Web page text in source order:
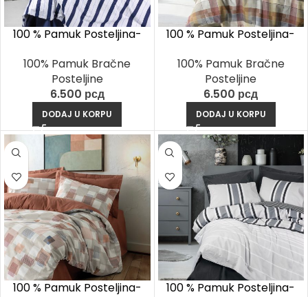
100 % Pamuk Posteljina-
100% Pamuk Bračne
Posteljine
6.500 рсд
DODAJ U KORPU
100 % Pamuk Posteljina-
100% Pamuk Bračne
Posteljine
6.500 рсд
DODAJ U KORPU
100 % Pamuk Posteljina-
100 % Pamuk Posteljina-